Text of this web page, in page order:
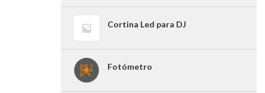
Cortina Led para DJ
Fotómetro